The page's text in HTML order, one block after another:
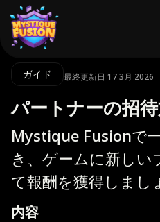
ガイド 最終更新日 17 3月 2026
パートナーの招
Mystique Fusionで
き、ゲームに新しい
て報酬を獲得しまし
内容